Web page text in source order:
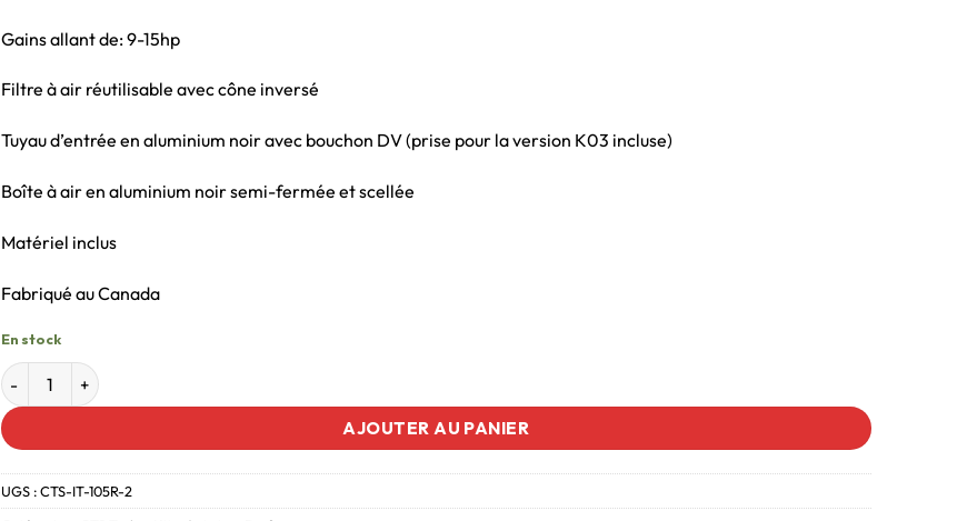
Gains allant de: 9-15hp
Filtre à air réutilisable avec cône inversé
Tuyau d’entrée en aluminium noir avec bouchon DV (prise pour la version K03 incluse)
Boîte à air en aluminium noir semi-fermée et scellée
Matériel inclus
Fabriqué au Canada
En stock
AJOUTER AU PANIER
UGS :CTS-IT-105R-2